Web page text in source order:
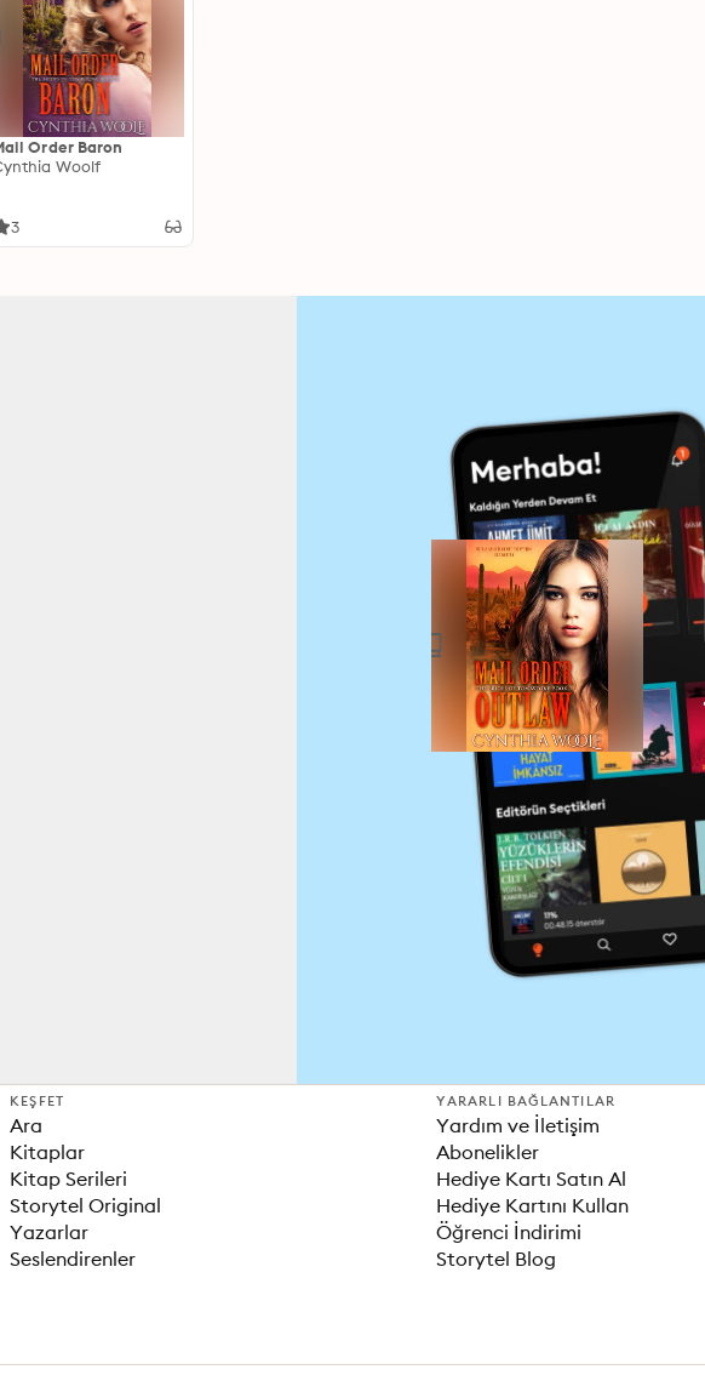
Order Baron
Woolf
3
KEŞFET
Ara
Kitaplar
Kitap Serileri
Storytel Original
Yazarlar
Seslendirenler
YARARLI BAĞLANTILAR
Yardım ve İletişim
Abonelikler
Hediye Kartı Satın Al
Hediye Kartını Kullan
Öğrenci İndirimi
Storytel Blog